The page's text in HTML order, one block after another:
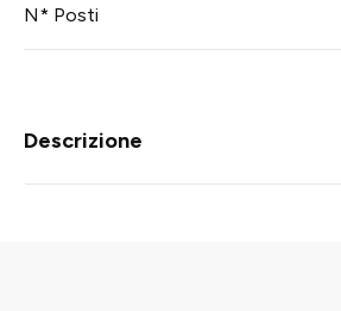
N* Posti
Descrizione